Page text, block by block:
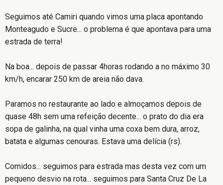
Seguimos até Camiri quando vimos uma placa apontando
Monteagudo e Sucre... o problema é que apontava para uma
estrada de terra!
Na boa... depois de passar 4horas rodando a no máximo 30
km/h, encarar 250 km de areia não dava.
Paramos no restaurante ao lado e almoçamos depois de
quase 48h sem uma refeição decente... o prato do dia era
sopa de galinha, na qual vinha uma coxa bem dura, arroz,
batata e algumas cenouras. Estava uma delícia (rs).
Comidos... seguimos para estrada mas desta vez com um
pequeno desvio na rota... seguimos para Santa Cruz De La